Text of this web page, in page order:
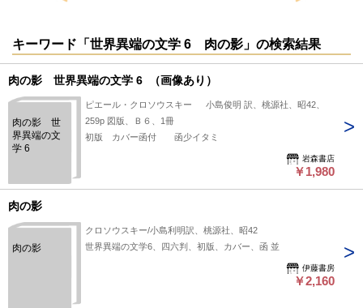
キーワード「世界異端の文学 6 肉の影」の検索結果
肉の影 世界異端の文学 6 （画像あり）
肉の影 世
界異端の文
学 6
ピエール・クロソウスキー 小島俊明 訳、桃源社、昭42、
259p 図版、Ｂ６、1冊
初版 カバー函付 函少イタミ
岩森書店
￥1,980
肉の影
肉の影
クロソウスキー/小島利明訳、桃源社、昭42
世界異端の文学6、四六判、初版、カバー、函 並
伊藤書房
￥2,160